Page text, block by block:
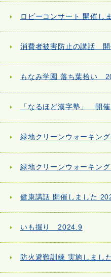
ロビーコンサート 開催し
消費者被害防止の講話
もなみ学園 落ち葉拾い
「なるほど漢字塾」 開
緑地クリーンウォーキン
緑地クリーンウォーキン
健康講話 開催しました
いも掘り 2024.9
防火避難訓練 実施しまし